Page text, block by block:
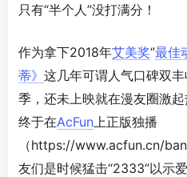
只有“半个人”没打满分！
作为拿下2018年艾美奖“最佳
蒂》 这几年可谓人气口碑双
季，还未上映就在漫友圈激
终于在AcFun上正版独播
（https://www.acfun.cn/
友们是时候猛击“2333”以示爱